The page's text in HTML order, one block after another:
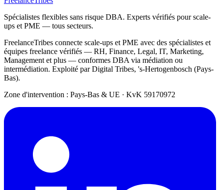
Spécialistes flexibles sans risque DBA. Experts vérifiés pour scale-
ups et PME — tous secteurs.
FreelanceTribes connecte scale-ups et PME avec des spécialistes et
équipes freelance vérifiés — RH, Finance, Legal, IT, Marketing,
Management et plus — conformes DBA via médiation ou
intermédiation. Exploité par Digital Tribes, 's-Hertogenbosch (Pays-
Bas).
Zone d'intervention : Pays-Bas & UE · KvK 59170972